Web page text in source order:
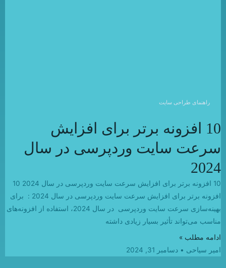
راهنمای طراحی سایت
10 افزونه برتر برای افزایش
سرعت سایت وردپرسی در سال
2024
10 افزونه برتر برای افزایش سرعت سایت وردپرسی در سال 2024 10
افزونه برتر برای افزایش سرعت سایت وردپرسی در سال 2024 : برای
بهینه‌سازی سرعت سایت وردپرسی در سال 2024، استفاده از افزونه‌های
مناسب می‌تواند تأثیر بسیار زیادی داشته
ادامه مطلب »
امیر سیاحی
دسامبر 31, 2024